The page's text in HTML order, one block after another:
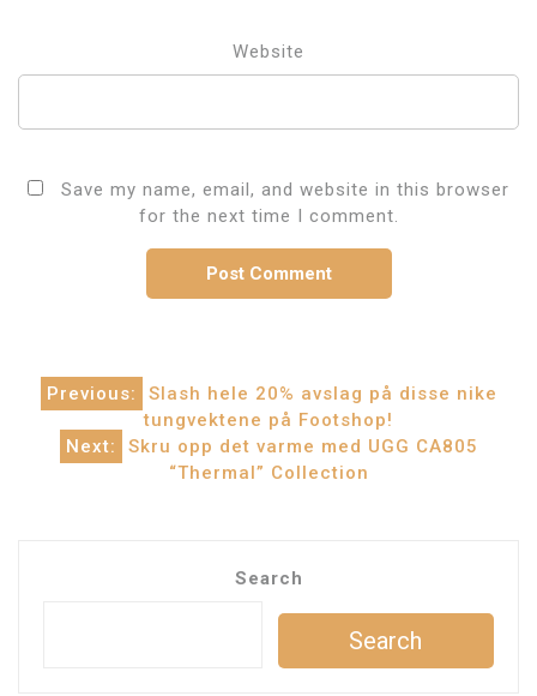
Website
Save my name, email, and website in this browser
for the next time I comment.
Post
navigation
Previous:
Slash hele 20% avslag på disse nike
tungvektene på Footshop!
Next:
Skru opp det varme med UGG CA805
“Thermal” Collection
Search
Search